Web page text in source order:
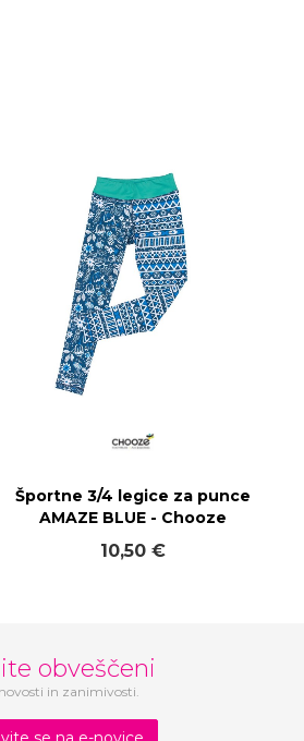
Športne 3/4 legice za punce
AMAZE BLUE - Chooze
10,50 €
obveščeni
in zanimivosti.